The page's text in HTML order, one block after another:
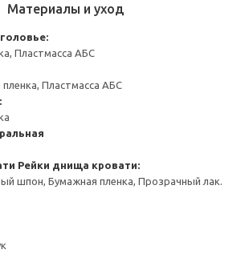
Материалы и уход
Пластмасса АБС
Пластмасса АБС
Рейки днища кровати:
шпон, Бумажная пленка, Прозрачный лак.